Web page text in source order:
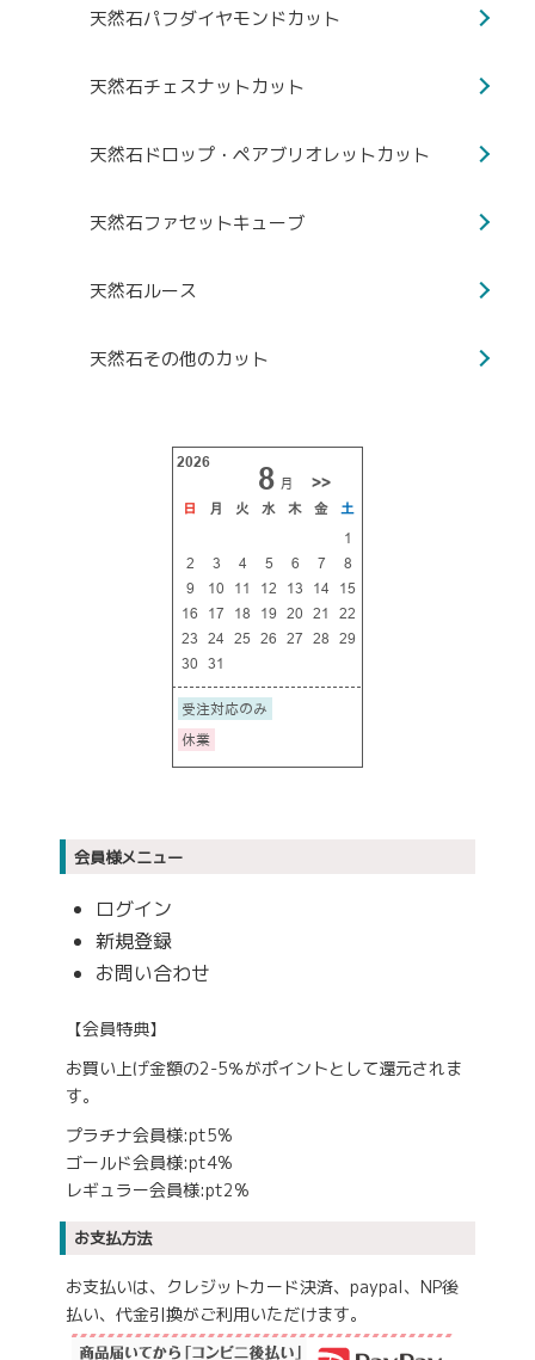
天然石パフダイヤモンドカット
天然石チェスナットカット
天然石ドロップ・ペアブリオレットカット
天然石ファセットキューブ
天然石ルース
天然石その他のカット
会員様メニュー
ログイン
新規登録
お問い合わせ
【会員特典】
お買い上げ金額の2-5％がポイントとして還元されま
す。
プラチナ会員様:pt5%
ゴールド会員様:pt4%
レギュラー会員様:pt2%
お支払方法
お支払いは、クレジットカード決済、paypal、NP後
払い、代金引換がご利用いただけます。